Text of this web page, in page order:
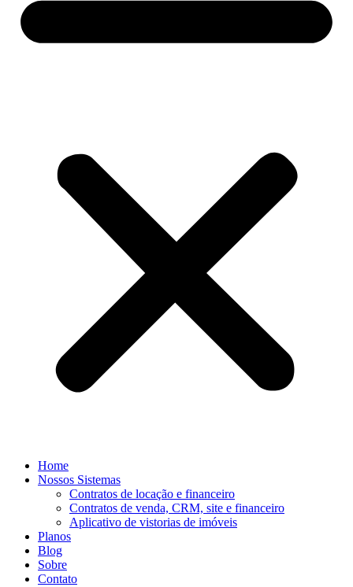
Home
Nossos Sistemas
Contratos de locação e financeiro
Contratos de venda, CRM, site e financeiro
Aplicativo de vistorias de imóveis
Planos
Blog
Sobre
Contato